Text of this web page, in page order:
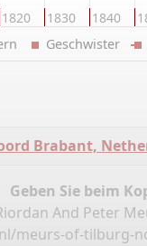
1820 1830 1840
Geschwister
Brabant,
Geben Sie beim
And Peter
meurs-of-tilburg-